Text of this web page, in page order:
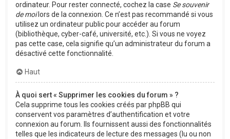
ordinateur. Pour rester connecté, cochez la case Se souvenir
de moilors de la connexion. Ce n’est pas recommandé si vous
utilisez un ordinateur public pour accéder au forum
(bibliothèque, cyber-café, université, etc.). Si vous ne voyez
pas cette case, cela signifie qu’un administrateur du forum a
désactivé cette fonctionnalité.
Haut
À quoi sert « Supprimer les cookies du forum » ?
Cela supprime tous les cookies créés par phpBB qui
conservent vos paramètres d’authentification et votre
connexion au forum. Ils fournissent aussi des fonctionnalités
telles que les indicateurs de lecture des messages (lu ou non